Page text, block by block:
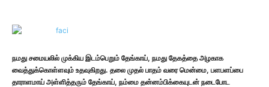
நமது சமையலில் முக்கிய இடம்பெறும் தேங்காய், நமது தேகத்தை அழகாக
வைத்துக்கொள்ளவும் உதவுகிறது. தலை முதல் பாதம் வரை மென்மை, பளபளப்பை
தாராளமாய் அள்ளித்தரும் தேங்காய், நம்மை தன்னம்பிக்கையுடன் நடைபோட